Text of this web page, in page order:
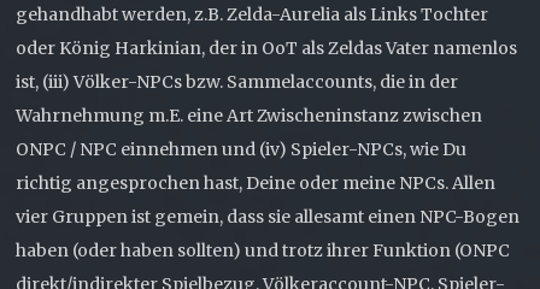
gehandhabt werden, z.B. Zelda-Aurelia als Links Tochter
oder König Harkinian, der in OoT als Zeldas Vater namenlos
ist, (iii) Völker-NPCs bzw. Sammelaccounts, die in der
Wahrnehmung m.E. eine Art Zwischeninstanz zwischen
ONPC / NPC einnehmen und (iv) Spieler-NPCs, wie Du
richtig angesprochen hast, Deine oder meine NPCs. Allen
vier Gruppen ist gemein, dass sie allesamt einen NPC-Bogen
haben (oder haben sollten) und trotz ihrer Funktion (ONPC